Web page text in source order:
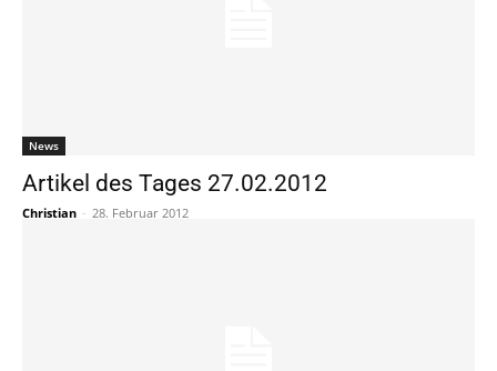
News
Artikel des Tages 27.02.2012
Christian - 28. Februar 2012